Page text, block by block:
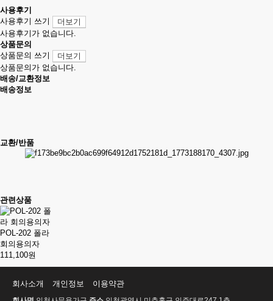
사용후기
사용후기 쓰기
더보기
사용후기가 없습니다.
상품문의
상품문의 쓰기
더보기
상품문의가 없습니다.
배송/교환정보
배송정보
교환/반품
관련상품
POL-202 폴라
회의용의자
111,100원
회사소개 개인정보 이용약관